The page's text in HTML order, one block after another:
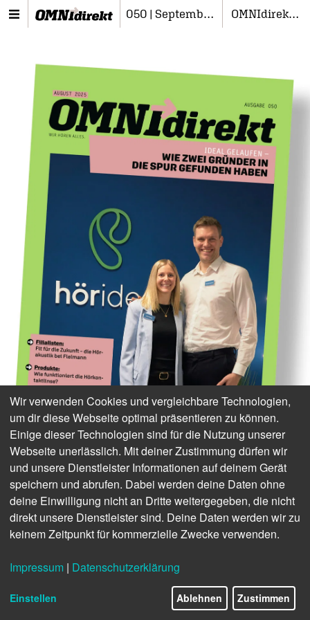
050 | September 2025 OMNIdirekt #050
Wir verwenden Cookies und vergleichbare Technologien,
um dir diese Webseite optimal präsentieren zu können.
Einige dieser Technologien sind für die Nutzung unserer
Webseite unerlässlich. Mit deiner Zustimmung dürfen wir
und unsere Dienstleister Informationen auf deinem Gerät
speichern und abrufen. Dabei werden deine Daten ohne
deine Einwilligung nicht an Dritte weitergegeben, die nicht
direkt unsere Dienstleister sind. Deine Daten werden wir zu
keinem Zeitpunkt für kommerzielle Zwecke verwenden.
Impressum | Datenschutzerklärung
Einstellen Ablehnen Zustimmen